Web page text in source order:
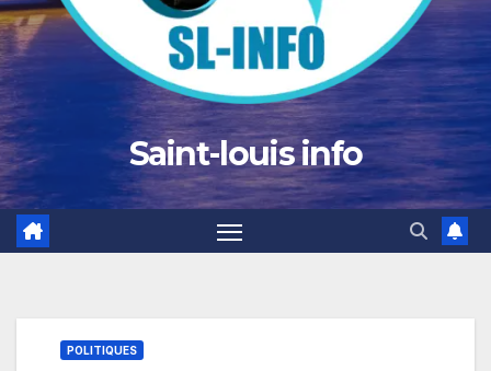
Saint-louis info
POLITIQUES